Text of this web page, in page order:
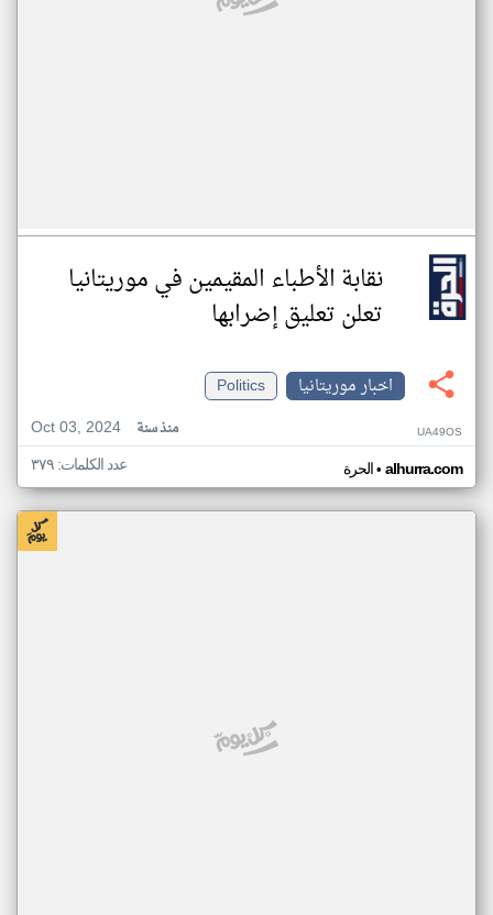
نقابة الأطباء المقيمين في موريتانيا
تعلن تعليق إضرابها
اخبار موريتانيا
Politics
Oct 03, 2024
منذ سنة UA49OS
الحرة• alhurra.com عدد الكلمات: ٣٧٩